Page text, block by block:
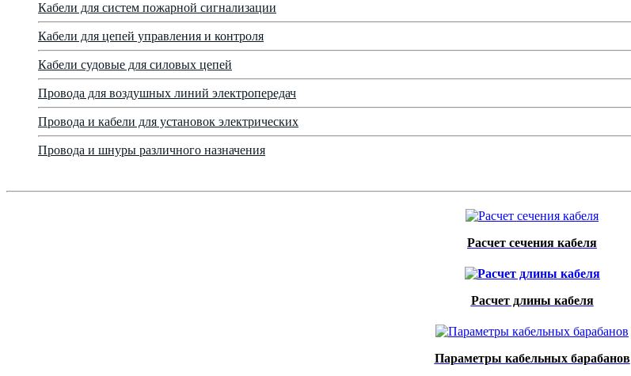
Кабели для систем пожарной сигнализации
Кабели для цепей управления и контроля
Кабели судовые для силовых цепей
Провода для воздушных линий электропередач
Провода и кабели для установок электрических
Провода и шнуры различного назначения
Расчет сечения кабеля
Расчет длины кабеля
Параметры кабельных барабанов